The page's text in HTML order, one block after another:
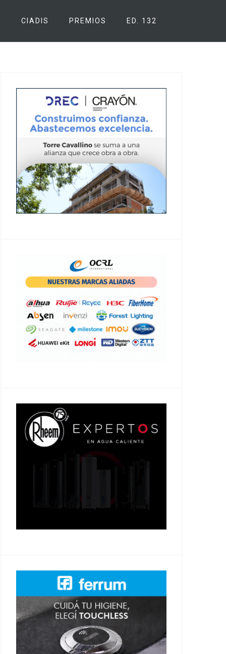
CIADIS PREMIOS ED. 132